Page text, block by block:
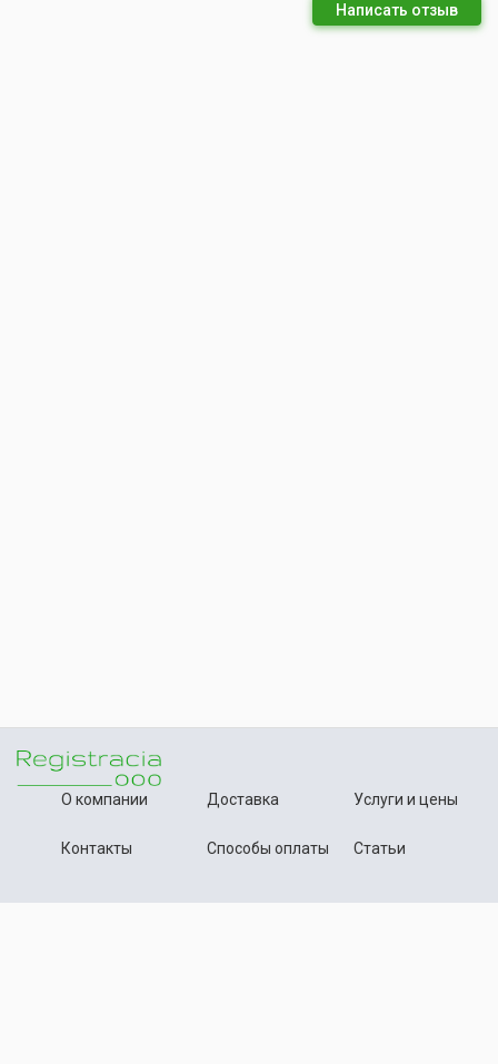
Написать отзыв
О компании
Контакты
Доставка
Способы оплаты
Услуги и цены
Статьи